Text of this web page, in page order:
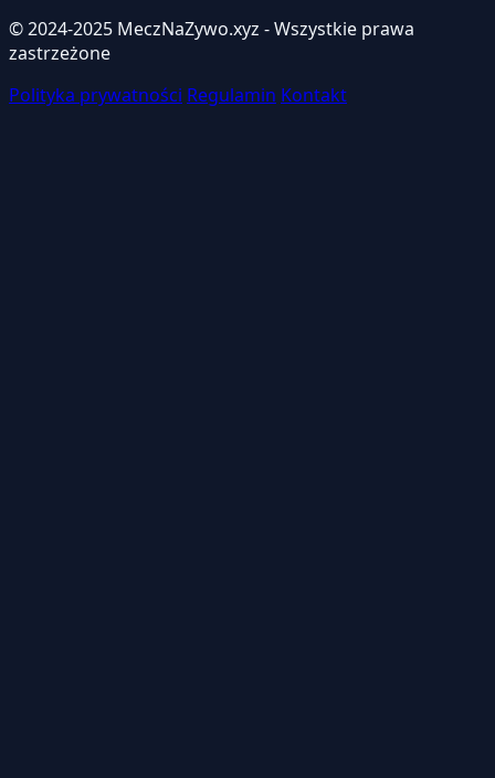
© 2024-2025 MeczNaZywo.xyz - Wszystkie prawa
zastrzeżone
Polityka prywatności Regulamin Kontakt